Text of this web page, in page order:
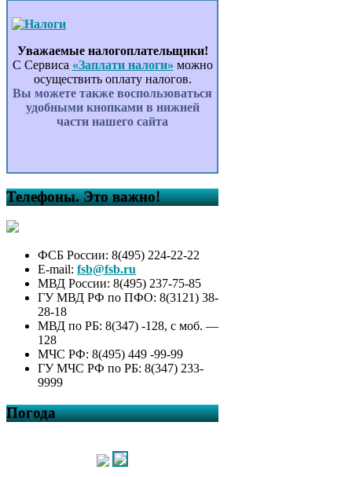
Уважаемые налогоплательщики!
С Сервиса «Заплати налоги» можно
осуществить оплату налогов.
Вы можете также воспользоваться
удобными кнопками в нижней
части нашего сайта
Телефоны. Это важно!
ФСБ России: 8(495) 224-22-22
E-mail: fsb@fsb.ru
МВД России: 8(495) 237-75-85
ГУ МВД РФ по ПФО: 8(3121) 38-
28-18
МВД по РБ: 8(347) -128, с моб. —
128
МЧС РФ: 8(495) 449 -99-99
ГУ МЧС РФ по РБ: 8(347) 233-
9999
Погода